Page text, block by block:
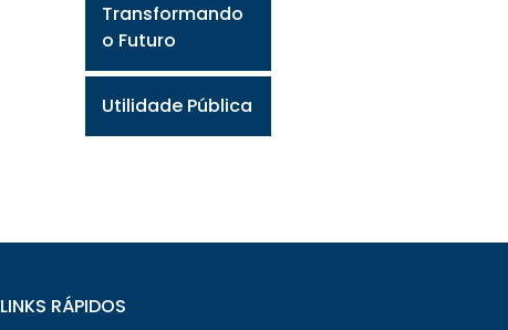
Transformando
o Futuro
Utilidade Pública
LINKS RÁPIDOS